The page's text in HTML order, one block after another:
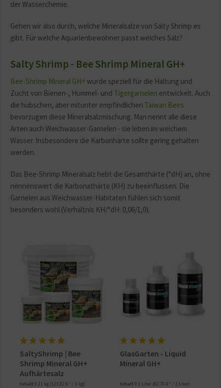
der Wasserchemie.
Gehen wir also durch, welche Mineralsalze von Salty Shrimp es
gibt. Für welche Aquarienbewohner passt welches Salz?
Salty Shrimp - Bee Shrimp Mineral GH+
Bee-Shrimp Mineral GH+ wurde speziell für die Haltung und
Zucht von Bienen-, Hummel- und Tigergarnelen entwickelt. Auch
die hübschen, aber mitunter empfindlichen Taiwan Bees
bevorzugen diese Mineralsalzmischung. Man nennt alle diese
Arten auch Weichwasser-Garnelen - sie leben im weichem
Wasser. Insbesondere die Karbonhärte sollte gering gehalten
werden.
Das Bee-Shrimp Mineralsalz hebt die Gesamthärte (°dH) an, ohne
nennenswert die Karbonathärte (KH) zu beeinflussen. Die
Garnelen aus Weichwasser-Habitaten fühlen sich somit
besonders wohl (Verhältnis KH/°dH: 0,06/1,0).
SaltyShrimp | Bee
Shrimp Mineral GH+
Aufhärtesalz
Inhalt0.11 kg (121,82 € * / 1 kg)
GlasGarten - Liquid
Mineral GH+
Inhalt0.1 Liter (82,70 € * / 1 Liter)